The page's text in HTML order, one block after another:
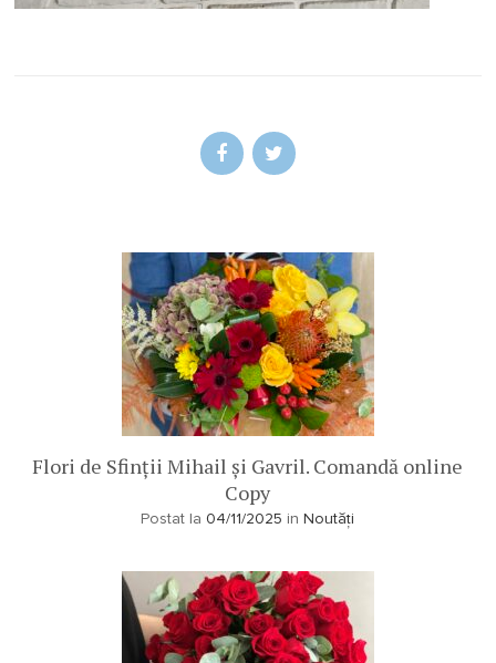
Flori de Sfinții Mihail și Gavril. Comandă online
Copy
Postat la 04/11/2025 in Noutăți